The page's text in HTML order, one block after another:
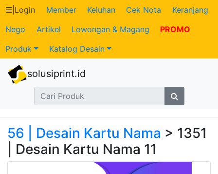
Katalog
Produk
Petugas
Transaksi
Tagihan
☰ Login Member Keluhan Cek Nota
Keranjang
Nego
Artikel Lowongan & Magang
PROMO
Produk
Katalog Desain
solusiprint.id
56 | Desain Kartu Nama > 1351
| Desain Kartu Nama 11